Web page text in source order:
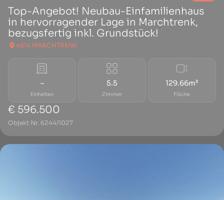
Top-Angebot! Neubau-Einfamilienhaus
in hervorragender Lage in Marchtrenk,
bezugsfertig inkl. Grundstück!
4614 MARCHTRENK
–
Einheiten
5.5
Zimmer
129.66m²
Fläche
€ 596.500
Objekt Nr. 6244/1027